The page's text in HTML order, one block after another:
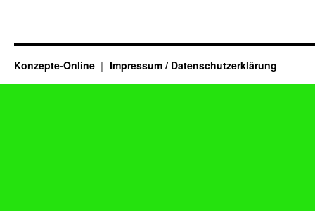
Konzepte-Online Impressum / Datenschutzerklärung